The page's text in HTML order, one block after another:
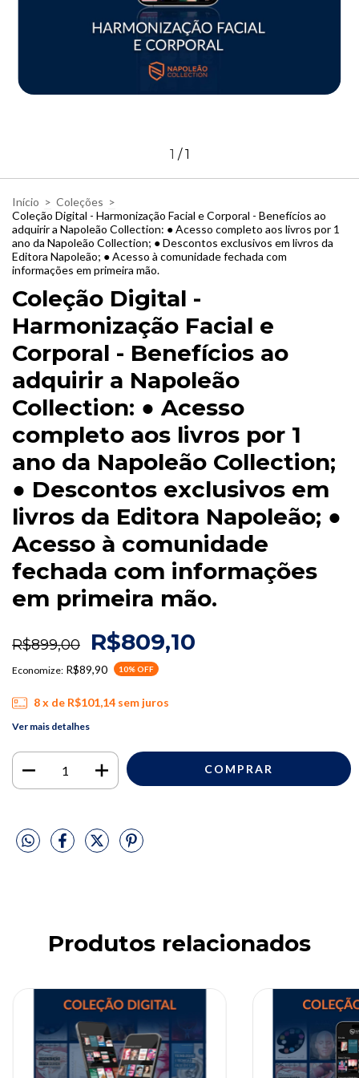
1 /1
Início > Coleções >
Coleção Digital - Harmonização Facial e Corporal - Benefícios ao
adquirir a Napoleão Collection: ● Acesso completo aos livros por 1
ano da Napoleão Collection; ● Descontos exclusivos em livros da
Editora Napoleão; ● Acesso à comunidade fechada com
informações em primeira mão.
Coleção Digital -
Harmonização Facial e
Corporal - Benefícios ao
adquirir a Napoleão
Collection: ● Acesso
completo aos livros por 1
ano da Napoleão Collection;
● Descontos exclusivos em
livros da Editora Napoleão; ●
Acesso à comunidade
fechada com informações
em primeira mão.
R$899,00 R$809,10
Economize: R$89,90 10% OFF
8x de R$101,14 sem juros
Ver mais detalhes
Produtos relacionados